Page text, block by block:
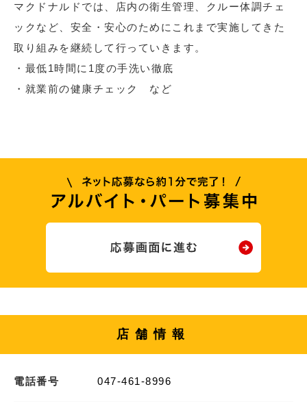
マクドナルドでは、店内の衛生管理、クルー体調チェ
ックなど、安全・安心のためにこれまで実施してきた
取り組みを継続して行っていきます。
・最低1時間に1度の手洗い徹底
・就業前の健康チェック など
店舗情報
電話番号 047-461-8996